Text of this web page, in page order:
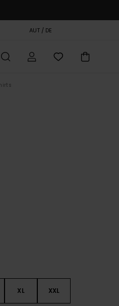
AUT / DE
XL XXL